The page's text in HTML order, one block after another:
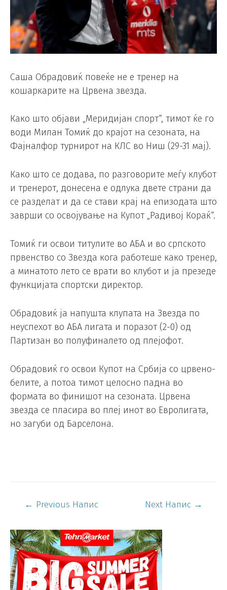
Саша Обрадовиќ повеќе не е тренер на
кошаркарите на Црвена звезда.
Како што објави „Меридијан спорт“, тимот ќе го
води Милан Томиќ до крајот на сезоната, на
Фајналфор турнирот на КЛС во Ниш (29-31 мај).
Како што се додава, по разговорите меѓу клубот
и тренерот, донесена е одлука двете страни да
се разделат и да се стави крај на епизодата што
заврши со освојување на Купот „Радивој Кораќ“.
Томиќ ги освои титулите во АБА и во српското
првенство со Звезда кога работеше како тренер,
а минатото лето се врати во клубот и ја презеде
функцијата спортски директор.
Обрадовиќ ја напушта клупата на Звезда по
неуспехот во АБА лигата и поразот (2-0) од
Партизан во полуфиналето од плејофот.
Обрадовиќ го освои Купот на Србија со црвено-
белите, а потоа тимот целосно падна во
формата во финишот на сезоната. Црвена
звезда се пласира во плеј инот во Евролигата,
но загуби од Барселона.
← Previous Напис Next Напис →